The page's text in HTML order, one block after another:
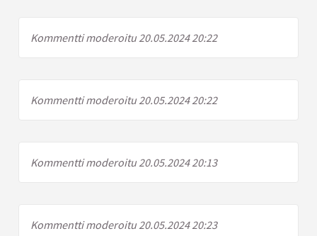
Kommentti moderoitu 20.05.2024 20:22
Kommentti moderoitu 20.05.2024 20:22
Kommentti moderoitu 20.05.2024 20:13
Kommentti moderoitu 20.05.2024 20:23